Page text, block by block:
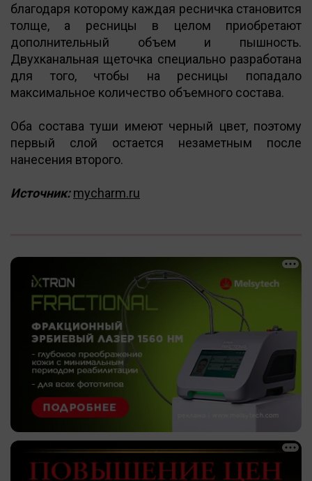
благодаря которому каждая ресничка становится
толще, а ресницы в целом приобретают
дополнительный объем и пышность.
Двухканальная щеточка специально разработана
для того, чтобы на ресницы попадало
максимальное количество объемного состава.
Оба состава туши имеют черный цвет, поэтому
первый слой остается незаметным после
нанесения второго.
Источник: mycharm.ru